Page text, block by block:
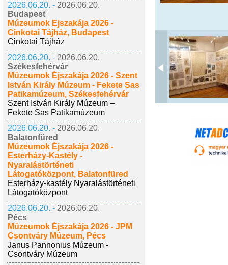
2026.06.20. - 2026.06.20.
Budapest
Múzeumok Éjszakája 2026 -
Cinkotai Tájház, Budapest
Cinkotai Tájház
2026.06.20. - 2026.06.20.
Székesfehérvár
Múzeumok Éjszakája 2026 - Szent
István Király Múzeum - Fekete Sas
Patikamúzeum, Székesfehérvár
Szent István Király Múzeum –
Fekete Sas Patikamúzeum
2026.06.20. - 2026.06.20.
Balatonfüred
Múzeumok Éjszakája 2026 -
Esterházy-Kastély -
Nyaralástörténeti
Látogatóközpont, Balatonfüred
Esterházy-kastély Nyaralástörténeti
Látogatóközpont
2026.06.20. - 2026.06.20.
Pécs
Múzeumok Éjszakája 2026 - JPM
Csontváry Múzeum, Pécs
Janus Pannonius Múzeum -
Csontváry Múzeum